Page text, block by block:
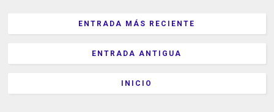
ENTRADA MÁS RECIENTE
ENTRADA ANTIGUA
INICIO